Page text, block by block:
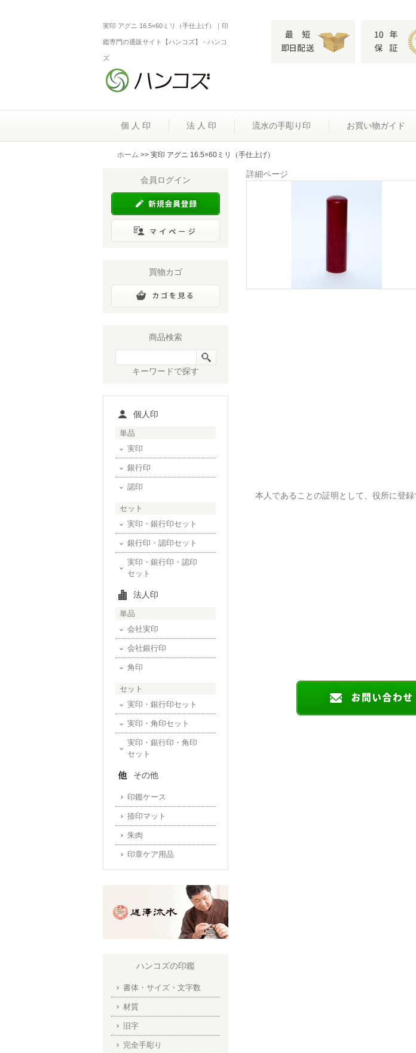
実印 アグニ 16.5×60ミリ（手仕上げ）｜印
鑑専門の通販サイト【ハンコズ】 - ハンコ
ズ
個 人 印 法 人 印 流水の手彫り印 お買い物ガイド
ホーム >> 実印 アグニ 16.5×60ミリ（手仕上げ）
詳細ページ
本人であることの証明として、役所に登
会員ログイン
買物カゴ
商品検索
キーワードで探す
個人印
単品
実印
銀行印
認印
セット
実印・銀行印セット
銀行印・認印セット
実印・銀行印・認印
セット
法人印
単品
会社実印
会社銀行印
角印
セット
実印・銀行印セット
実印・角印セット
実印・銀行印・角印
セット
その他
印鑑ケース
捺印マット
朱肉
印章ケア用品
ハンコズの印鑑
書体・サイズ・文字数
材質
旧字
完全手彫り